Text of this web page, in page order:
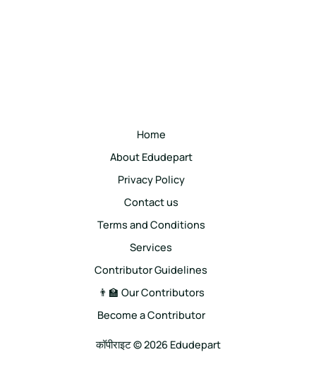
Home
About Edudepart
Privacy Policy
Contact us
Terms and Conditions
Services
Contributor Guidelines
👨‍🏫 Our Contributors
Become a Contributor
कॉपीराइट © 2026 Edudepart